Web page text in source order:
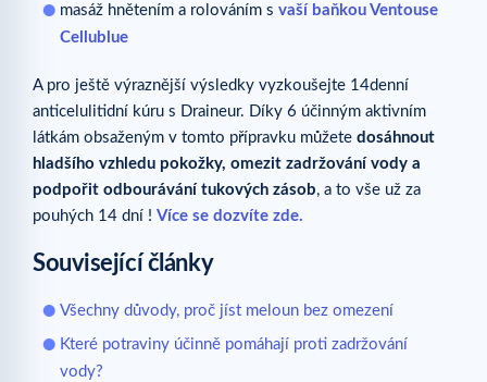
masáž hnětením a rolováním s vaší baňkou Ventouse
Cellublue
A pro ještě výraznější výsledky vyzkoušejte 14denní
anticelulitidní kúru s Draineur. Díky 6 účinným aktivním
látkám obsaženým v tomto přípravku můžete dosáhnout
hladšího vzhledu pokožky, omezit zadržování vody a
podpořit odbourávání tukových zásob, a to vše už za
pouhých 14 dní ! Více se dozvíte zde.
Související články
Všechny důvody, proč jíst meloun bez omezení
Které potraviny účinně pomáhají proti zadržování
vody?